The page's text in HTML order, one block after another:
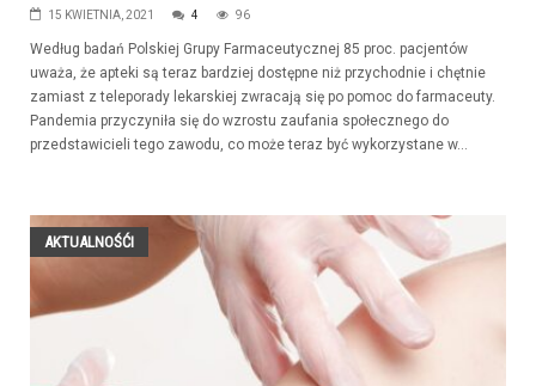
15 KWIETNIA, 2021 4 96
Według badań Polskiej Grupy Farmaceutycznej 85 proc. pacjentów
uważa, że apteki są teraz bardziej dostępne niż przychodnie i chętnie
zamiast z teleporady lekarskiej zwracają się po pomoc do farmaceuty.
Pandemia przyczyniła się do wzrostu zaufania społecznego do
przedstawicieli tego zawodu, co może teraz być wykorzystane w...
AKTUALNOŚĆI